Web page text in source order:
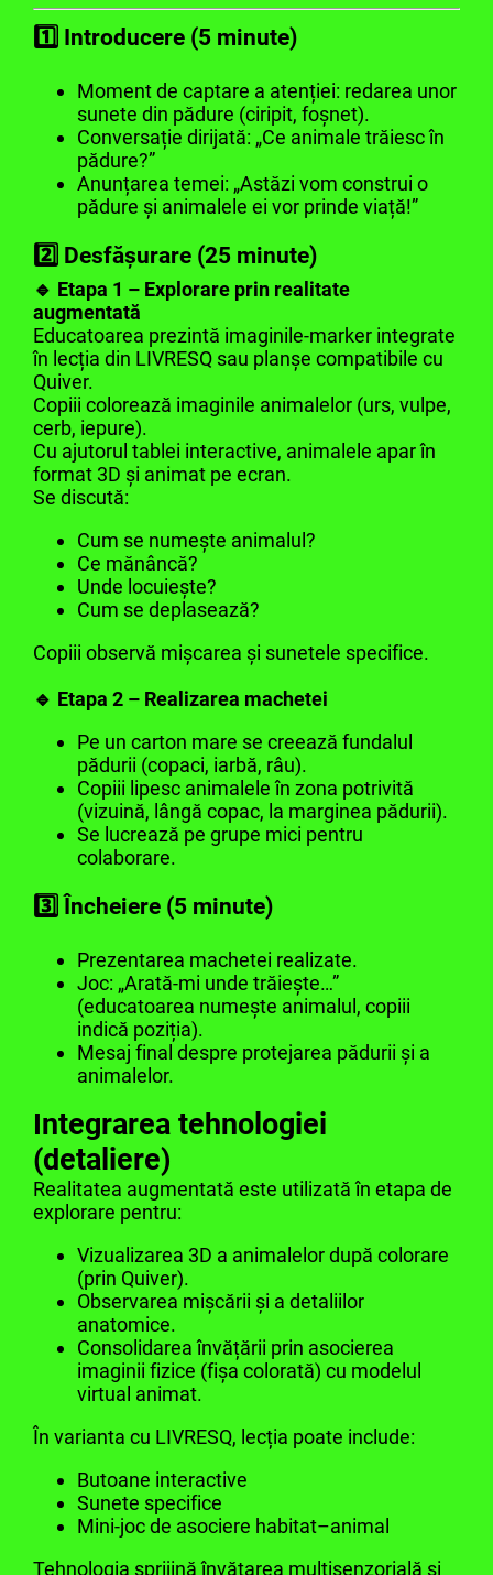
1️⃣ Introducere (5 minute)
Moment de captare a atenției: redarea unor
sunete din pădure (ciripit, foșnet).
Conversație dirijată: „Ce animale trăiesc în
pădure?”
Anunțarea temei: „Astăzi vom construi o
pădure și animalele ei vor prinde viață!”
2️⃣ Desfășurare (25 minute)
🔹 Etapa 1 – Explorare prin realitate
augmentată
Educatoarea prezintă imaginile-marker integrate
în lecția din LIVRESQ sau planșe compatibile cu
Quiver.
Copiii colorează imaginile animalelor (urs, vulpe,
cerb, iepure).
Cu ajutorul tablei interactive, animalele apar în
format 3D și animat pe ecran.
Se discută:
Cum se numește animalul?
Ce mănâncă?
Unde locuiește?
Cum se deplasează?
Copiii observă mișcarea și sunetele specifice.
🔹 Etapa 2 – Realizarea machetei
Pe un carton mare se creează fundalul
pădurii (copaci, iarbă, râu).
Copiii lipesc animalele în zona potrivită
(vizuină, lângă copac, la marginea pădurii).
Se lucrează pe grupe mici pentru
colaborare.
3️⃣ Încheiere (5 minute)
Prezentarea machetei realizate.
Joc: „Arată-mi unde trăiește…”
(educatoarea numește animalul, copiii
indică poziția).
Mesaj final despre protejarea pădurii și a
animalelor.
Integrarea tehnologiei
(detaliere)
Realitatea augmentată este utilizată în etapa de
explorare pentru:
Vizualizarea 3D a animalelor după colorare
(prin Quiver).
Observarea mișcării și a detaliilor
anatomice.
Consolidarea învățării prin asocierea
imaginii fizice (fișa colorată) cu modelul
virtual animat.
În varianta cu LIVRESQ, lecția poate include:
Butoane interactive
Sunete specifice
Mini-joc de asociere habitat–animal
Tehnologia sprijină învățarea multisenzorială și